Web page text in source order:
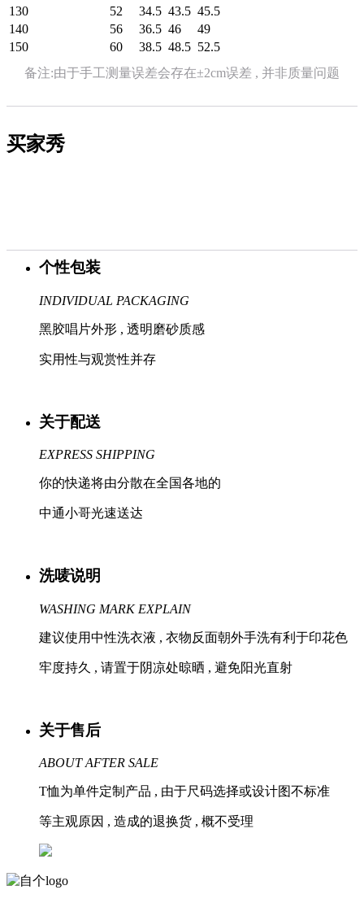
130
52 34.5 43.5 45.5
140
56 36.5 46
49
150
60 38.5 48.5 52.5
备注:由于手工测量误差会存在±2cm误差 , 并非质量问题
买家秀
个性包装
INDIVIDUAL PACKAGING
黑胶唱片外形 , 透明磨砂质感
实用性与观赏性并存
关于配送
EXPRESS SHIPPING
你的快递将由分散在全国各地的
中通小哥光速送达
洗唛说明
WASHING MARK EXPLAIN
建议使用中性洗衣液 , 衣物反面朝外手洗有利于印花色
牢度持久 , 请置于阴凉处晾晒 , 避免阳光直射
关于售后
ABOUT AFTER SALE
T恤为单件定制产品 , 由于尺码选择或设计图不标准
等主观原因 , 造成的退换货 , 概不受理